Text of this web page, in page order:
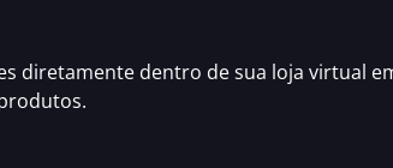
diretamente dentro de sua loja virtual